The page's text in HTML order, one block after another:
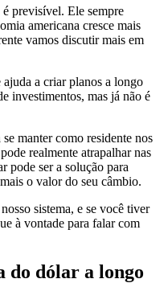
previsível. Ele sempre
americana cresce mais
vamos discutir mais em
ajuda a criar planos a longo
investimentos, mas já não é
manter como residente nos
realmente atrapalhar nas
pode ser a solução para
o valor do seu câmbio.
sistema, e se você tiver
à vontade para falar com
do dólar a longo